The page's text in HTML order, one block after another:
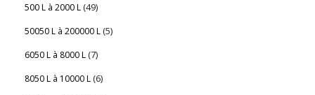
500 L à 2000 L(49)
50050 L à 200000 L(5)
6050 L à 8000 L(7)
8050 L à 10000 L(6)